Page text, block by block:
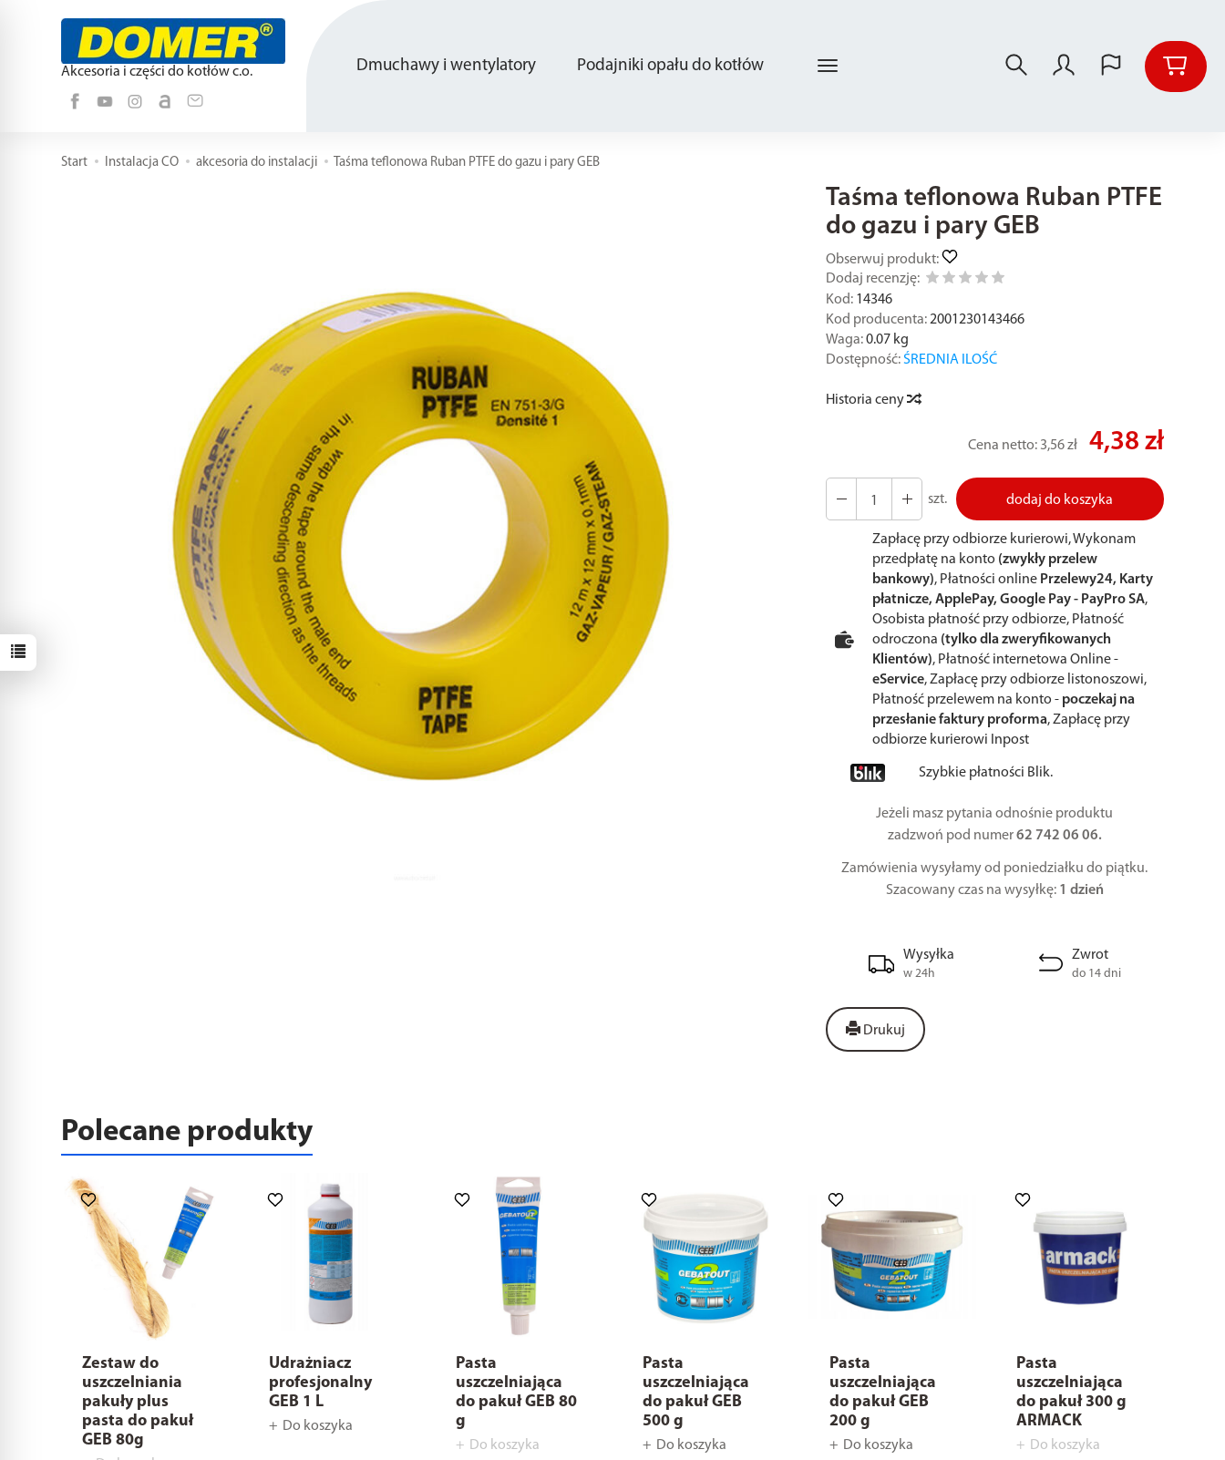
Akcesoria i części do kotłów c.o. Dmuchawy i wentylatory Podajniki opału do kotłów
Start Instalacja CO akcesoria do instalacji Taśma teflonowa Ruban PTFE do gazu i pary GEB
Taśma teflonowa Ruban PTFE
do gazu i pary GEB
Obserwuj produkt:
Dodaj recenzję:
Kod: 14346
Kod producenta:2001230143466
Waga:0.07 kg
Dostępność:ŚREDNIA ILOŚĆ
Historia ceny
Cena netto: 3,56 zł 4,38 zł
szt. dodaj do koszyka
Zapłacę przy odbiorze kurierowi, Wykonam
przedpłatę na konto (zwykły przelew
bankowy), Płatności online Przelewy24, Karty
płatnicze, ApplePay, Google Pay - PayPro SA,
Osobista płatność przy odbiorze, Płatność
odroczona (tylko dla zweryfikowanych
Klientów), Płatność internetowa Online -
eService, Zapłacę przy odbiorze listonoszowi,
Płatność przelewem na konto - poczekaj na
przesłanie faktury proforma, Zapłacę przy
odbiorze kurierowi Inpost
Szybkie płatności Blik.
Jeżeli masz pytania odnośnie produktu
zadzwoń pod numer62 742 06 06.
Zamówienia wysyłamy od poniedziałku do piątku.
Szacowany czas na wysyłkę: 1 dzień
Wysyłka
w 24h
Zwrot
do 14 dni
Drukuj
Polecane produkty
Zestaw do
uszczelniania
pakuły plus
pasta do pakuł
GEB 80g
Udrażniacz
profesjonalny
GEB 1 L
Do koszyka
Pasta
uszczelniająca
do pakuł GEB 80
g
Do koszyka
Pasta
uszczelniająca
do pakuł GEB
500 g
Do koszyka
Pasta
uszczelniająca
do pakuł GEB
200 g
Do koszyka
Pasta
uszczelniająca
do pakuł 300 g
ARMACK
Do koszyka